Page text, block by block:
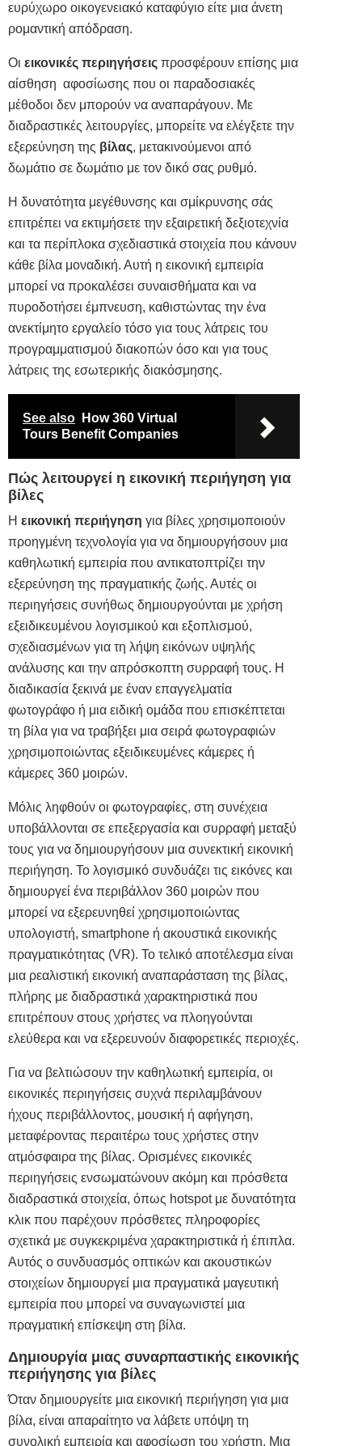
ευρύχωρο οικογενειακό καταφύγιο είτε μια άνετη
ρομαντική απόδραση.
Οι εικονικές περιηγήσεις προσφέρουν επίσης μια
αίσθηση αφοσίωσης που οι παραδοσιακές
μέθοδοι δεν μπορούν να αναπαράγουν. Με
διαδραστικές λειτουργίες, μπορείτε να ελέγξετε την
εξερεύνηση της βίλας, μετακινούμενοι από
δωμάτιο σε δωμάτιο με τον δικό σας ρυθμό.
Η δυνατότητα μεγέθυνσης και σμίκρυνσης σάς
επιτρέπει να εκτιμήσετε την εξαιρετική δεξιοτεχνία
και τα περίπλοκα σχεδιαστικά στοιχεία που κάνουν
κάθε βίλα μοναδική. Αυτή η εικονική εμπειρία
μπορεί να προκαλέσει συναισθήματα και να
πυροδοτήσει έμπνευση, καθιστώντας την ένα
ανεκτίμητο εργαλείο τόσο για τους λάτρεις του
προγραμματισμού διακοπών όσο και για τους
λάτρεις της εσωτερικής διακόσμησης.
See also
How 360 Virtual
Tours Benefit Companies
Πώς λειτουργεί η εικονική περιήγηση για
βίλες
Η εικονική περιήγηση για βίλες χρησιμοποιούν
προηγμένη τεχνολογία για να δημιουργήσουν μια
καθηλωτική εμπειρία που αντικατοπτρίζει την
εξερεύνηση της πραγματικής ζωής. Αυτές οι
περιηγήσεις συνήθως δημιουργούνται με χρήση
εξειδικευμένου λογισμικού και εξοπλισμού,
σχεδιασμένων για τη λήψη εικόνων υψηλής
ανάλυσης και την απρόσκοπτη συρραφή τους. Η
διαδικασία ξεκινά με έναν επαγγελματία
φωτογράφο ή μια ειδική ομάδα που επισκέπτεται
τη βίλα για να τραβήξει μια σειρά φωτογραφιών
χρησιμοποιώντας εξειδικευμένες κάμερες ή
κάμερες 360 μοιρών.
Μόλις ληφθούν οι φωτογραφίες, στη συνέχεια
υποβάλλονται σε επεξεργασία και συρραφή μεταξύ
τους για να δημιουργήσουν μια συνεκτική εικονική
περιήγηση. Το λογισμικό συνδυάζει τις εικόνες και
δημιουργεί ένα περιβάλλον 360 μοιρών που
μπορεί να εξερευνηθεί χρησιμοποιώντας
υπολογιστή, smartphone ή ακουστικά εικονικής
πραγματικότητας (VR). Το τελικό αποτέλεσμα είναι
μια ρεαλιστική εικονική αναπαράσταση της βίλας,
πλήρης με διαδραστικά χαρακτηριστικά που
επιτρέπουν στους χρήστες να πλοηγούνται
ελεύθερα και να εξερευνούν διαφορετικές περιοχές.
Για να βελτιώσουν την καθηλωτική εμπειρία, οι
εικονικές περιηγήσεις συχνά περιλαμβάνουν
ήχους περιβάλλοντος, μουσική ή αφήγηση,
μεταφέροντας περαιτέρω τους χρήστες στην
ατμόσφαιρα της βίλας. Ορισμένες εικονικές
περιηγήσεις ενσωματώνουν ακόμη και πρόσθετα
διαδραστικά στοιχεία, όπως hotspot με δυνατότητα
κλικ που παρέχουν πρόσθετες πληροφορίες
σχετικά με συγκεκριμένα χαρακτηριστικά ή έπιπλα.
Αυτός ο συνδυασμός οπτικών και ακουστικών
στοιχείων δημιουργεί μια πραγματικά μαγευτική
εμπειρία που μπορεί να συναγωνιστεί μια
πραγματική επίσκεψη στη βίλα.
Δημιουργία μιας συναρπαστικής εικονικής
περιήγησης για βίλες
Όταν δημιουργείτε μια εικονική περιήγηση για μια
βίλα, είναι απαραίτητο να λάβετε υπόψη τη
συνολική εμπειρία και αφοσίωση του χρήστη. Μια